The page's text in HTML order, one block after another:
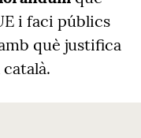
i faci públics
què justifica